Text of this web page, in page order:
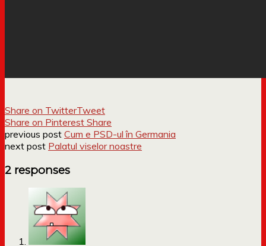
Share on TwitterTweet
Share on Pinterest Share
previous post Cum e PSD-ul în Germania
next post Palatul viselor noastre
2 responses